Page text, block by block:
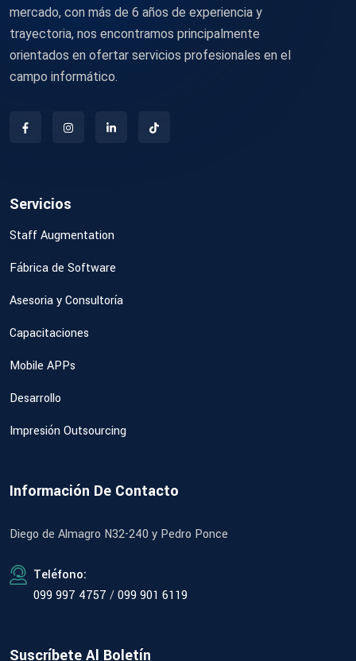
mercado, con más de 6 años de experiencia y
trayectoria, nos encontramos principalmente
orientados en ofertar servicios profesionales en el
campo informático.
Servicios
Staff Augmentation
Fábrica de Software
Asesoria y Consultoría
Capacitaciones
Mobile APPs
Desarrollo
Impresión Outsourcing
Información De Contacto
Diego de Almagro N32-240 y Pedro Ponce
Teléfono:
099 997 4757 /099 901 6119
Suscríbete Al Boletín